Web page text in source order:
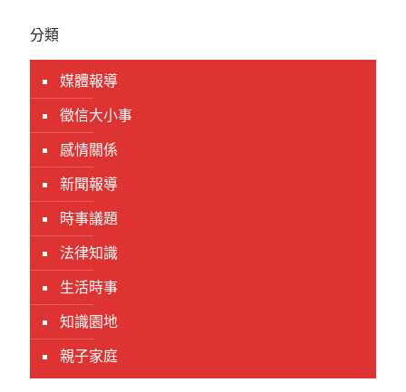
分類
媒體報導
徵信大小事
感情關係
新聞報導
時事議題
法律知識
生活時事
知識園地
親子家庭